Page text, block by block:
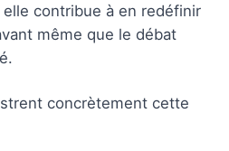
contribue à en redéfinir
même que le débat
concrètement cette